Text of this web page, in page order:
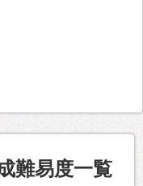
難易度一覧